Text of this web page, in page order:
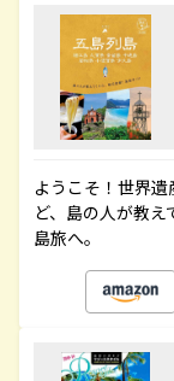
ようこそ！世界
ど、島の人が教え
島旅へ。